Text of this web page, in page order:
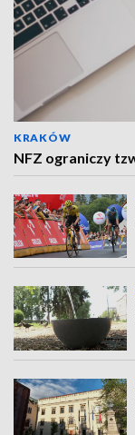
KRAKÓW
NFZ ograniczy